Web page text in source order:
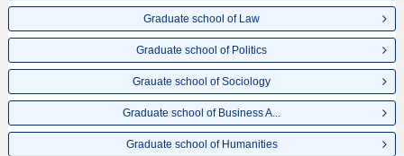
Graduate school of Law
Graduate school of Politics
Grauate school of Sociology
Graduate school of Business A...
Graduate school of Humanities